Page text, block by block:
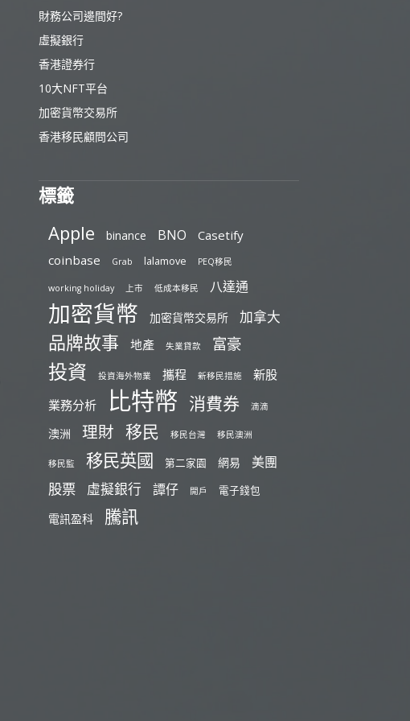
財務公司邊間好?
虛擬銀行
香港證券行
10大NFT平台
加密貨幣交易所
香港移民顧問公司
標籤
Apple binance BNO
Casetify
coinbase
Grab lalamove PEQ移民
working holiday 上市 低成本移民 八達通
加密貨幣 加密貨幣交易所 加拿大
品牌故事 地產 失業貸款 富豪
投資 投資海外物業 攜程 新移民措施
新股
業務分析
比特幣 消費券 滴滴
澳洲 理財 移民 移民台灣 移民澳洲
移民監 移民英國 第二家園 網易 美團
股票 虛擬銀行 譚仔 開戶 電子錢包
電訊盈科 騰訊